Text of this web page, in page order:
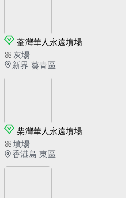
荃灣華人永遠墳場
灰場
新界 葵青區
柴灣華人永遠墳場
墳場
香港島 東區